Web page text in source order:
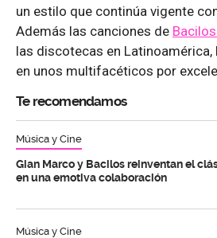
un estilo que continúa vigente
Además las canciones de Bacilos
las discotecas en
en unos multifacéticos por
Te recomendamos
Música y Cine
Gian Marco y Bacilos reinventan el
en una emotiva colaboración
Música y Cine